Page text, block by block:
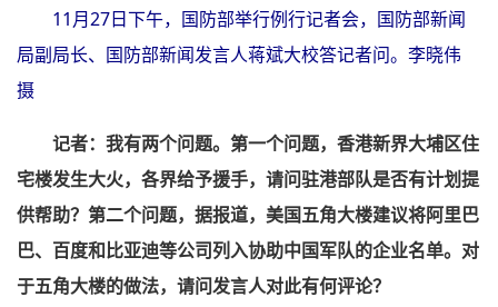
11月27日下午，国防部举行例行记者会，国防部新闻
局副局长、国防部新闻发言人蒋斌大校答记者问。李晓伟
摄
记者：我有两个问题。第一个问题，香港新界大埔区住
宅楼发生大火，各界给予援手，请问驻港部队是否有计划提
供帮助？第二个问题，据报道，美国五角大楼建议将阿里巴
巴、百度和比亚迪等公司列入协助中国军队的企业名单。对
于五角大楼的做法，请问发言人对此有何评论？